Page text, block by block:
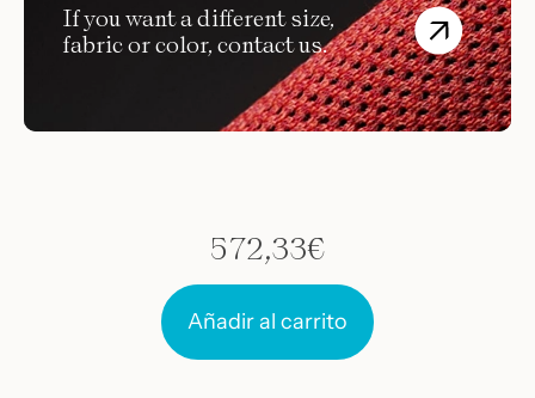
If you want a different size,
fabric or color, contact us.
Añadir al carrito
572,33€